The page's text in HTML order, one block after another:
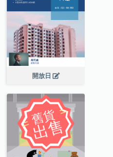
開放日